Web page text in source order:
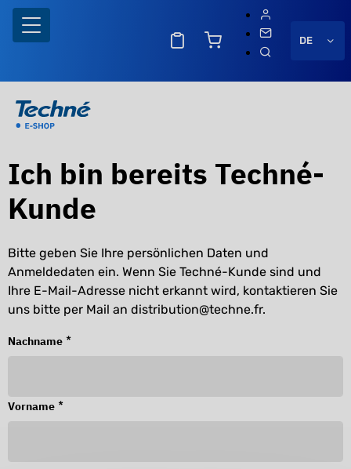
DE
Ich bin bereits Techné-
Kunde
Bitte geben Sie Ihre persönlichen Daten und
Anmeldedaten ein. Wenn Sie Techné-Kunde sind und
Ihre E-Mail-Adresse nicht erkannt wird, kontaktieren Sie
uns bitte per Mail an distribution@techne.fr.
Nachname *
Vorname *